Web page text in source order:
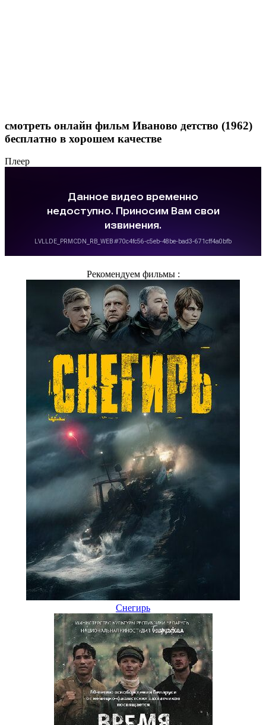
смотреть онлайн фильм Ивaнoвo дeтcтвo (1962)
бесплатно в хорошем качестве
Плеер
Рекомендуем фильмы :
Снегирь